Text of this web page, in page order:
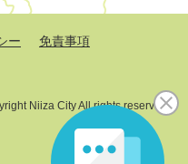
ー
免責事項
Niiza City All rights reserved.